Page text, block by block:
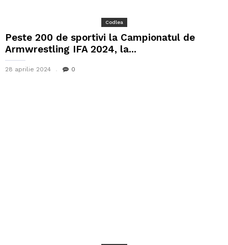
Codlea
Peste 200 de sportivi la Campionatul de
Armwrestling IFA 2024, la...
28 aprilie 2024 0